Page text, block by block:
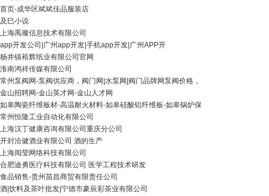
首页-成华区斌斌佳品服装店
及巳小说
上海禹璨信息技术有限公司
app开发公司|广州app开发|手机app开发|广州APP开
杨井镇裕辉纸业有限公司官网
淮南鸿祥传媒有限公司
常州泵阀网-泵阀供应商，阀门网|水泵网|阀门品牌网泵阀价格，
金山招聘网-金山英才网-金山人才网
如皋陶瓷纤维板材-高温耐火材料-如皋硅酸铝纤维板-如皋锅炉保
常州恒隆工业自动化有限公司
上海汉丁健康咨询有限公司重庆分公司
开封洽健酒业有限公司 酒的生产
上海阅莹网络科技有限公司
合肥迪勇医疗科技有限公司 医学工程技术研发
食品销售-贵州苗昌商贸有限责任公司
酒|饮料及茶叶批发|宁德市豪辰彩茶业有限公司